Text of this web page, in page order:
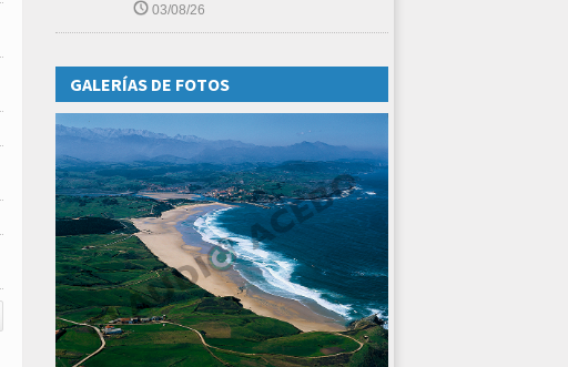
03/08/26
GALERÍAS DE FOTOS